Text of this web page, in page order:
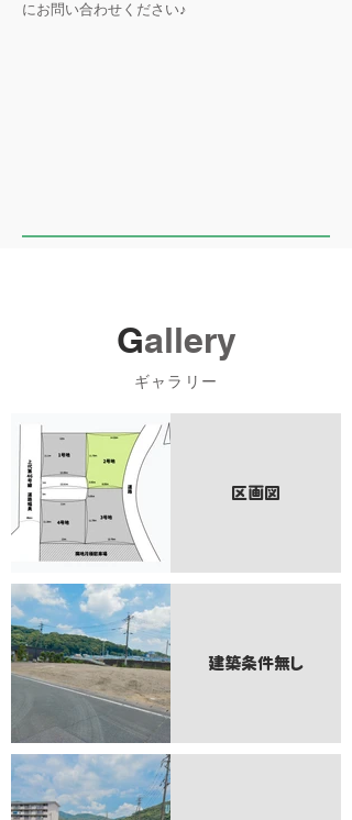
にお問い合わせください♪
Gallery
ギャラリー
区画図
建築条件無し